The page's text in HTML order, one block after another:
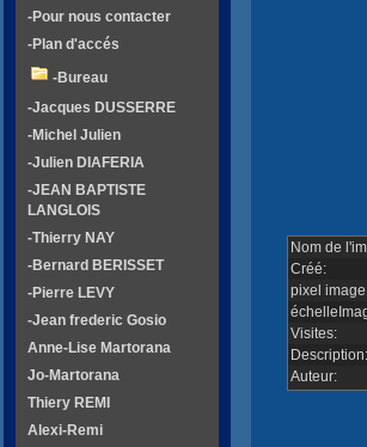
Nom de
Créé:
pixel
Visites:
Description:
Auteur:
-Pour nous contacter
-Plan d'accés
-Bureau
-Jacques DUSSERRE
-Michel Julien
-Julien DIAFERIA
-JEAN BAPTISTE
LANGLOIS
-Thierry NAY
-Bernard BERISSET
-Pierre LEVY
-Jean frederic Gosio
Anne-Lise Martorana
Jo-Martorana
Thiery REMI
Alexi-Remi